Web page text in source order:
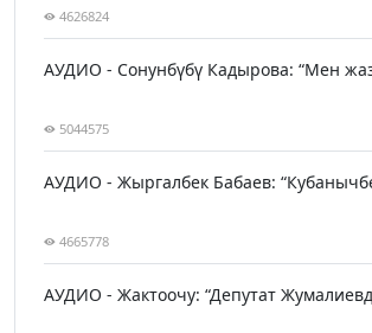
4626824
АУДИО - Сонунбүбү Кадырова: “Мен
5044575
АУДИО - Жыргалбек Бабаев:
4665778
АУДИО - Жактоочу: “Депутат